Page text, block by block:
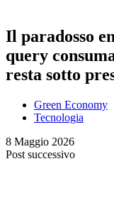
Il paradosso
query
resta sotto
Green Economy
Tecnologia
8 Maggio 2026
Post successivo